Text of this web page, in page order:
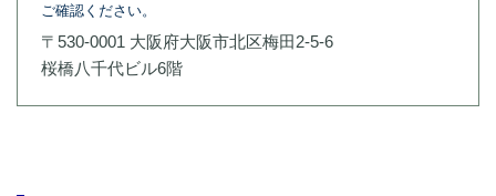
ご確認ください。
〒530-0001 大阪府大阪市北区梅田2-5-6
桜橋八千代ビル6階